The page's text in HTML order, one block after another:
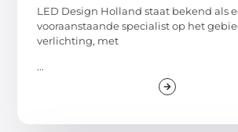
LED Design Holland staat bekend als
vooraanstaande specialist op het
verlichting, met
...